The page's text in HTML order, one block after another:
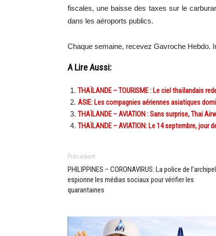
fiscales, une baisse des taxes sur le
dans les aéroports publics.
Chaque semaine, recevez Gavroche Hebdo.
A Lire Aussi:
THAÏLANDE – TOURISME : Le ciel thaïlandais
ASIE: Les compagnies aériennes asiatiques
THAÏLANDE – AVIATION : Sans surprise, Thai
THAÏLANDE – AVIATION: Le 14 septembre, jour
Précédent
PHILIPPINES – CORONAVIRUS: La police de l’archipel
espionne les médias sociaux pour vérifier les
quarantaines